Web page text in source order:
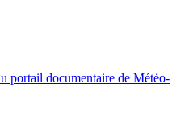
portail documentaire de Météo-